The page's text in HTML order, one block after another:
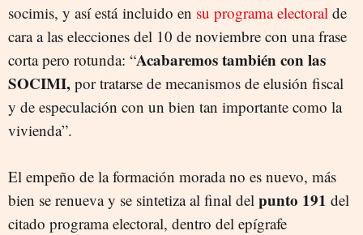
socimis, y así está incluido en su programa electoral de
cara a las elecciones del 10 de noviembre con una frase
corta pero rotunda: “Acabaremos también con las
SOCIMI, por tratarse de mecanismos de elusión fiscal
y de especulación con un bien tan importante como la
vivienda”.
El empeño de la formación morada no es nuevo, más
bien se renueva y se sintetiza al final del punto 191 del
citado programa electoral, dentro del epígrafe